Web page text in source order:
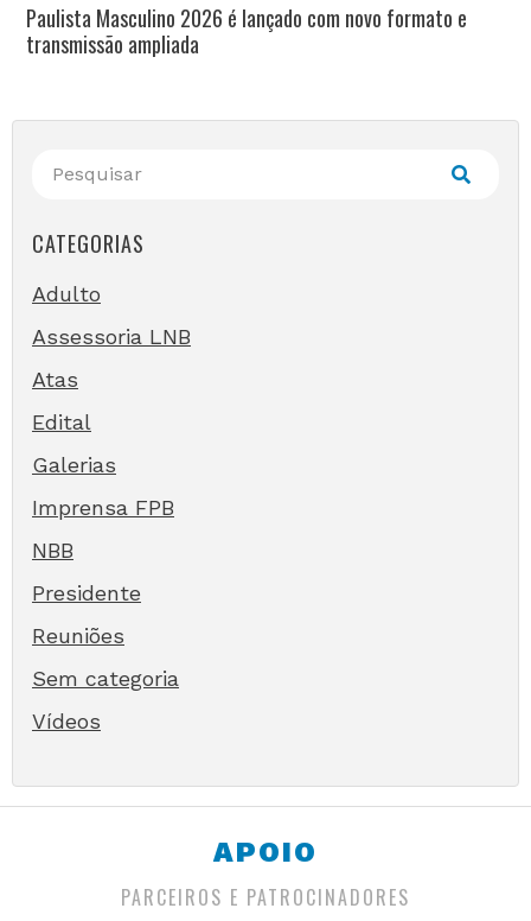
Paulista Masculino 2026 é lançado com novo formato e
transmissão ampliada
CATEGORIAS
Adulto
Assessoria LNB
Atas
Edital
Galerias
Imprensa FPB
NBB
Presidente
Reuniões
Sem categoria
Vídeos
APOIO
PARCEIROS E PATROCINADORES